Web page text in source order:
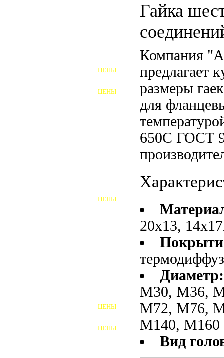
Гайка
Компания
предлагает
размеры
для
650С ГОСТ
20х13,
Диаметр:
М30, М36,
М72, М76,
М140, М160
Вид
ЦЕНЫ
ЦЕНЫ
ШАЙБЫ ФУНДАМЕНТНЫЕ
ЦЕНЫ
ЦЕНЫ
ЦЕНЫ